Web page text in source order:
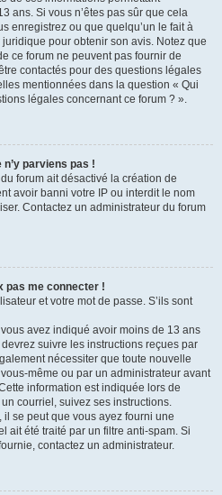
ans. Si vous n’êtes pas sûr que cela
enregistrez ou que quelqu’un le fait à
pour obtenir son avis. Notez que
ce forum ne peuvent pas fournir de
contactés pour des questions légales
mentionnées dans la question « Qui
légales concernant ce forum ? ».
parviens pas !
forum ait désactivé la création de
avoir banni votre IP ou interdit le nom
Contactez un administrateur du forum
pas me connecter !
et votre mot de passe. S’ils sont
avez indiqué avoir moins de 13 ans
suivre les instructions reçues par
nécessiter que toute nouvelle
même ou par un administrateur avant
information est indiquée lors de
courriel, suivez ses instructions.
il se peut que vous ayez fourni une
ait été traité par un filtre anti-spam. Si
contactez un administrateur.